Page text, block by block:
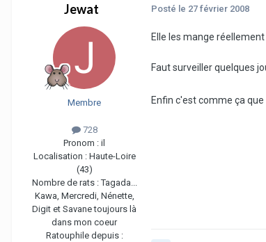
Jewat
Membre
728
Pronom : il
Localisation : Haute-Loire
(43)
Nombre de rats :Tagada...
Kawa, Mercredi, Nénette,
Digit et Savane toujours là
dans mon coeur
Ratouphile depuis :
Posté le 27 février 2008
Elle les mange
Faut surveiller quelques
Enfin c'est comme ça